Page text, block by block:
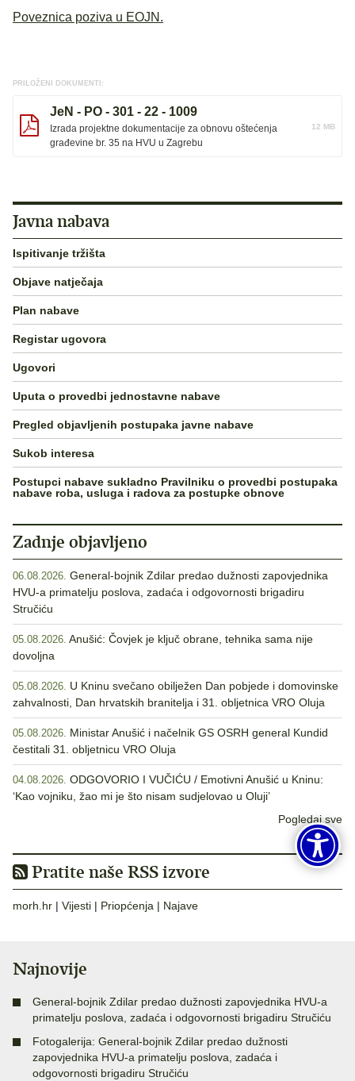
Poveznica poziva u EOJN.
PRILOŽENI DOKUMENTI:
JeN - PO - 301 - 22 - 1009
Izrada projektne dokumentacije za obnovu oštećenja
građevine br. 35 na HVU u Zagrebu
12 MB
Javna nabava
Ispitivanje tržišta
Objave natječaja
Plan nabave
Registar ugovora
Ugovori
Uputa o provedbi jednostavne nabave
Pregled objavljenih postupaka javne nabave
Sukob interesa
Postupci nabave sukladno Pravilniku o provedbi postupaka
nabave roba, usluga i radova za postupke obnove
Zadnje objavljeno
06.08.2026. General-bojnik Zdilar predao dužnosti zapovjednika
HVU-a primatelju poslova, zadaća i odgovornosti brigadiru
Stručiću
05.08.2026. Anušić: Čovjek je ključ obrane, tehnika sama nije
dovoljna
05.08.2026. U Kninu svečano obilježen Dan pobjede i domovinske
zahvalnosti, Dan hrvatskih branitelja i 31. obljetnica VRO Oluja
05.08.2026. Ministar Anušić i načelnik GS OSRH general Kundid
čestitali 31. obljetnicu VRO Oluja
04.08.2026. ODGOVORIO I VUČIĆU / Emotivni Anušić u Kninu:
‘Kao vojniku, žao mi je što nisam sudjelovao u Oluji’
Pogledaj sve
Pratite naše RSS izvore
morh.hr | Vijesti | Priopćenja | Najave
Najnovije
General-bojnik Zdilar predao dužnosti zapovjednika HVU-a
primatelju poslova, zadaća i odgovornosti brigadiru Stručiću
Fotogalerija: General-bojnik Zdilar predao dužnosti
zapovjednika HVU-a primatelju poslova, zadaća i
odgovornosti brigadiru Stručiću